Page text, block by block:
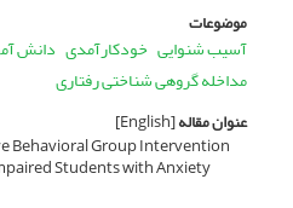
موضوعات
آسیب شنوایی خودکارآمدی دانش
مداخله گروهی شناختی رفتاری
عنوان مقاله[English]
Behavioral Group Intervention
Students with Anxiety